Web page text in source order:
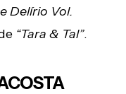
Delírio Vol.
“Tara & Tal”.